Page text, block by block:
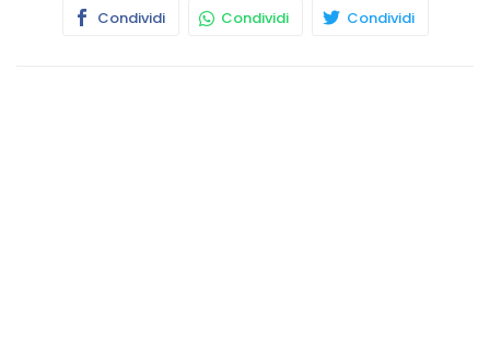
Condividi Condividi Condividi